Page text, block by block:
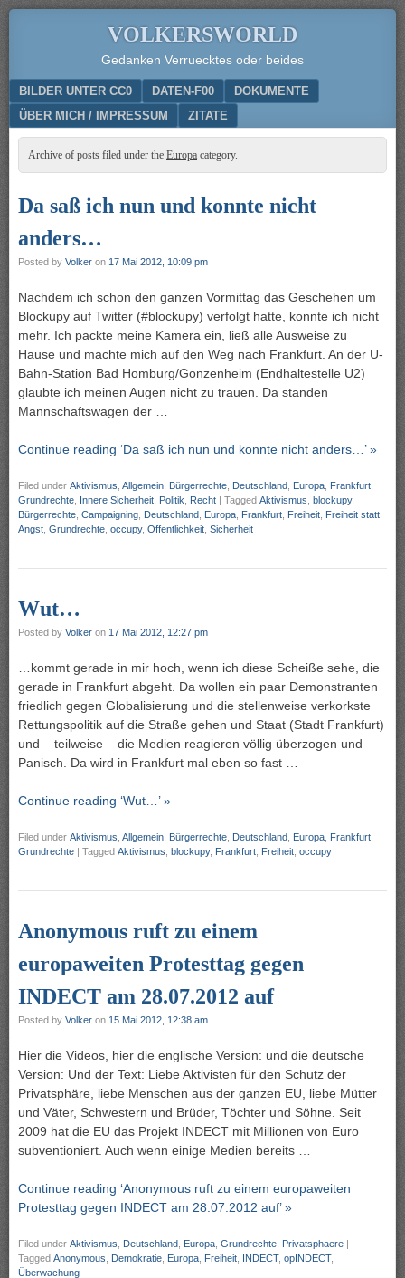
VOLKERSWORLD
Gedanken Verruecktes oder beides
Menu
SKIP TO CONTENT
BILDER UNTER CC0 DATEN-F00
DOKUMENTE
ÜBER MICH / IMPRESSUM
ZITATE
Archive of posts filed under the Europa category.
Da saß ich nun und konnte nicht
anders…
Posted by Volker on 17 Mai 2012, 10:09 pm
Nachdem ich schon den ganzen Vormittag das Geschehen um
Blockupy auf Twitter (#blockupy) verfolgt hatte, konnte ich nicht
mehr. Ich packte meine Kamera ein, ließ alle Ausweise zu
Hause und machte mich auf den Weg nach Frankfurt. An der U-
Bahn-Station Bad Homburg/Gonzenheim (Endhaltestelle U2)
glaubte ich meinen Augen nicht zu trauen. Da standen
Mannschaftswagen der …
Continue reading ‘Da saß ich nun und konnte nicht anders…’ »
Filed under Aktivismus Allgemein Bürgerrechte Deutschland Europa Frankfurt
Grundrechte Innere Sicherheit Politik Recht | Tagged Aktivismus blockupy,
Bürgerrechte Campaigning Deutschland Europa Frankfurt Freiheit Freiheit statt
Angst Grundrechte occupy, Öffentlichkeit Sicherheit
Wut…
Posted by Volker on 17 Mai 2012, 12:27 pm
…kommt gerade in mir hoch, wenn ich diese Scheiße sehe, die
gerade in Frankfurt abgeht. Da wollen ein paar Demonstranten
friedlich gegen Globalisierung und die stellenweise verkorkste
Rettungspolitik auf die Straße gehen und Staat (Stadt Frankfurt)
und – teilweise – die Medien reagieren völlig überzogen und
Panisch. Da wird in Frankfurt mal eben so fast …
Continue reading ‘Wut…’ »
Filed under Aktivismus Allgemein Bürgerrechte Deutschland Europa Frankfurt
Grundrechte | Tagged Aktivismus blockupy, Frankfurt Freiheit occupy
Anonymous ruft zu einem
europaweiten Protesttag gegen
INDECT am 28.07.2012 auf
Posted by Volker on 15 Mai 2012, 12:38 am
Hier die Videos, hier die englische Version: und die deutsche
Version: Und der Text: Liebe Aktivisten für den Schutz der
Privatsphäre, liebe Menschen aus der ganzen EU, liebe Mütter
und Väter, Schwestern und Brüder, Töchter und Söhne. Seit
2009 hat die EU das Projekt INDECT mit Millionen von Euro
subventioniert. Auch wenn einige Medien bereits …
Continue reading ‘Anonymous ruft zu einem europaweiten
Protesttag gegen INDECT am 28.07.2012 auf’ »
Filed under Aktivismus Deutschland Europa Grundrechte Privatsphaere |
Tagged Anonymous Demokratie Europa Freiheit INDECT, opINDECT,
Überwachung